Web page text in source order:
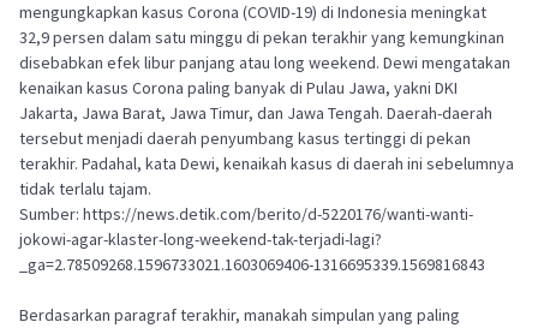
mengungkapkan kasus Corona (COVID-19) di Indonesia meningkat
32,9 persen dalam satu minggu di pekan terakhir yang kemungkinan
disebabkan efek libur panjang atau long weekend. Dewi mengatakan
kenaikan kasus Corona paling banyak di Pulau Jawa, yakni DKI
Jakarta, Jawa Barat, Jawa Timur, dan Jawa Tengah. Daerah-daerah
tersebut menjadi daerah penyumbang kasus tertinggi di pekan
terakhir. Padahal, kata Dewi, kenaikah kasus di daerah ini sebelumnya
tidak terlalu tajam.
Sumber: https://news.detik.com/berito/d-5220176/wanti-wanti-
jokowi-agar-klaster-long-weekend-tak-terjadi-lagi?
_ga=2.78509268.1596733021.1603069406-1316695339.1569816843
Berdasarkan paragraf terakhir, manakah simpulan yang paling